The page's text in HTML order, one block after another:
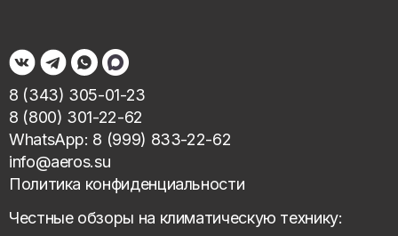
8 (343) 305-01-23
8 (800) 301-22-62
WhatsApp: 8 (999) 833-22-62
info@aeros.su
Политика конфиденциальности
Честные обзоры на климатическую технику: